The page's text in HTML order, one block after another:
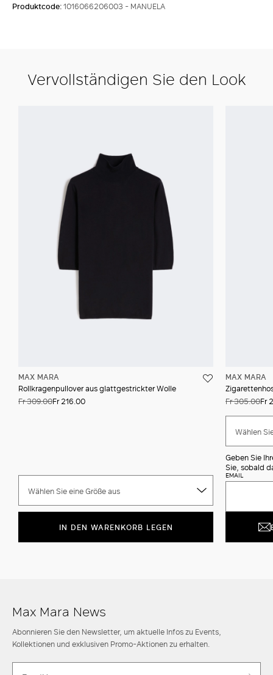
Produktcode:1016066206003 - MANUELA
Vervollständigen Sie den Look
MAX MARA
Rollkragenpullover aus glattgestrickter Wolle
Fr 309.00Fr 216.00
Wählen Sie eine Größe aus
IN DEN WARENKORB LEGEN
MAX MARA
Fr 305.00Fr
Wählen
Geben Sie
Sie, sobald
EMAIL
Max Mara News
Abonnieren Sie den Newsletter, um aktuelle Infos zu Events,
Kollektionen und exklusiven Promo-Aktionen zu erhalten.